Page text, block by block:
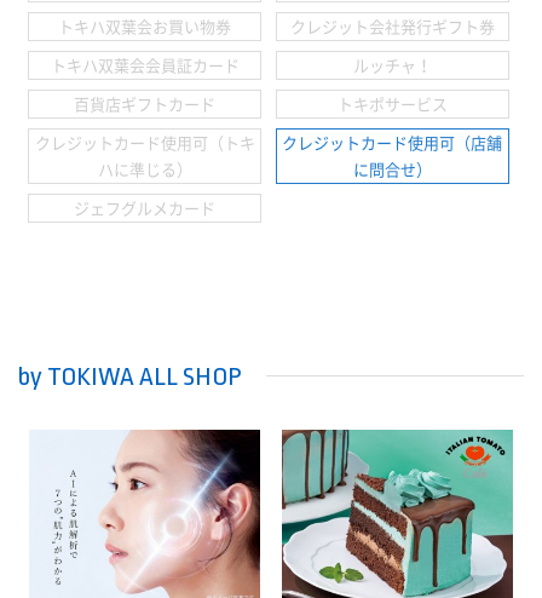
トキハ双葉会お買い物券
クレジット会社発行ギフト券
トキハ双葉会会員証カード
ルッチャ！
百貨店ギフトカード
トキポサービス
クレジットカード使用可（トキ
ハに準じる）
クレジットカード使用可（店舗
に問合せ）
ジェフグルメカード
by TOKIWA ALL SHOP